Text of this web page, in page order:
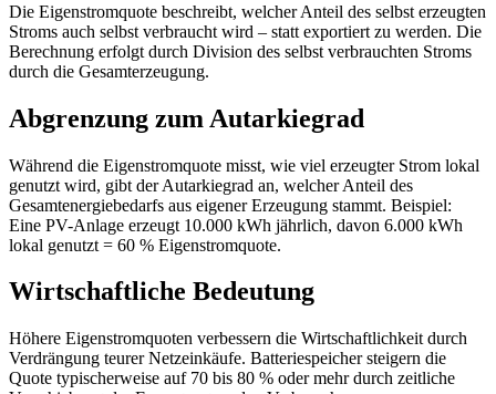
Die Eigenstromquote beschreibt, welcher Anteil des selbst erzeugten
Stroms auch selbst verbraucht wird – statt exportiert zu werden. Die
Berechnung erfolgt durch Division des selbst verbrauchten Stroms
durch die Gesamterzeugung.
Abgrenzung zum Autarkiegrad
Während die Eigenstromquote misst, wie viel erzeugter Strom lokal
genutzt wird, gibt der Autarkiegrad an, welcher Anteil des
Gesamtenergiebedarfs aus eigener Erzeugung stammt. Beispiel:
Eine PV-Anlage erzeugt 10.000 kWh jährlich, davon 6.000 kWh
lokal genutzt = 60 % Eigenstromquote.
Wirtschaftliche Bedeutung
Höhere Eigenstromquoten verbessern die Wirtschaftlichkeit durch
Verdrängung teurer Netzeinkäufe. Batteriespeicher steigern die
Quote typischerweise auf 70 bis 80 % oder mehr durch zeitliche